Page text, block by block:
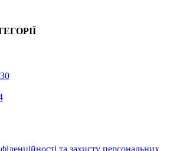
та захисту персональних